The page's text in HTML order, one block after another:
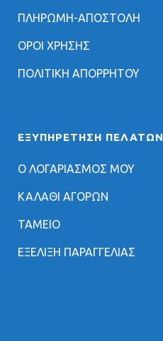
ΠΛΗΡΩΜΗ-ΑΠΟΣΤΟΛΗ
ΟΡΟΙ ΧΡΗΣΗΣ
ΠΟΛΙΤΙΚΗ ΑΠΟΡΡΗΤΟΥ
ΕΞΥΠΗΡΈΤΗΣΗ ΠΕΛΑΤΏΝ
Ο ΛΟΓΑΡΙΑΣΜΟΣ ΜΟΥ
ΚΑΛΑΘΙ ΑΓΟΡΩΝ
ΤΑΜΕΙΟ
ΕΞΕΛΙΞΗ ΠΑΡΑΓΓΕΛΙΑΣ